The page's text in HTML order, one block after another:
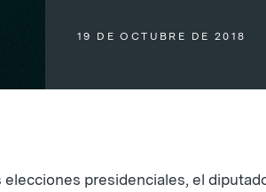
19 DE OCTUBRE DE 2018
presidenciales, el